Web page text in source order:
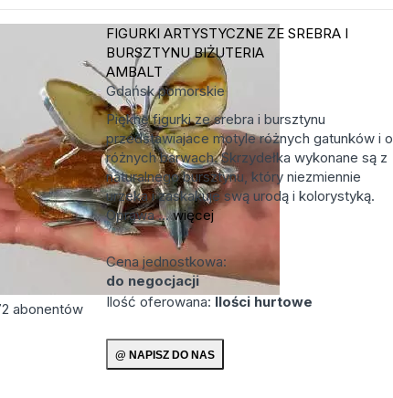
abonentów
FIGURKI ARTYSTYCZNE ZE SREBRA I
BURSZTYNUBIŻUTERIA
AMBALT
Gdańskpomorskie
Piękne figurki ze srebra i bursztynu
przedstawiajace motyle różnych gatunków i o
różnych barwach. Skrzydełka wykonane są z
naturalnego bursztynu, który niezmiennie
urzeka i zaskakuje swą urodą i kolorystyką.
Oprawa ...więcej
Cena jednostkowa:
do negocjacji
Ilość oferowana: Ilości hurtowe